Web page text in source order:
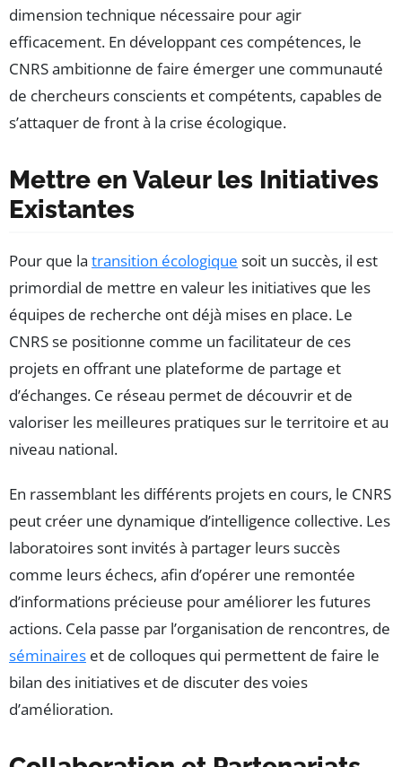
dimension technique nécessaire pour agir
efficacement. En développant ces compétences, le
CNRS ambitionne de faire émerger une communauté
de chercheurs conscients et compétents, capables de
s’attaquer de front à la crise écologique.
Mettre en Valeur les Initiatives
Existantes
Pour que la transition écologique soit un succès, il est
primordial de mettre en valeur les initiatives que les
équipes de recherche ont déjà mises en place. Le
CNRS se positionne comme un facilitateur de ces
projets en offrant une plateforme de partage et
d’échanges. Ce réseau permet de découvrir et de
valoriser les meilleures pratiques sur le territoire et au
niveau national.
En rassemblant les différents projets en cours, le CNRS
peut créer une dynamique d’intelligence collective. Les
laboratoires sont invités à partager leurs succès
comme leurs échecs, afin d’opérer une remontée
d’informations précieuse pour améliorer les futures
actions. Cela passe par l’organisation de rencontres, de
séminaires et de colloques qui permettent de faire le
bilan des initiatives et de discuter des voies
d’amélioration.